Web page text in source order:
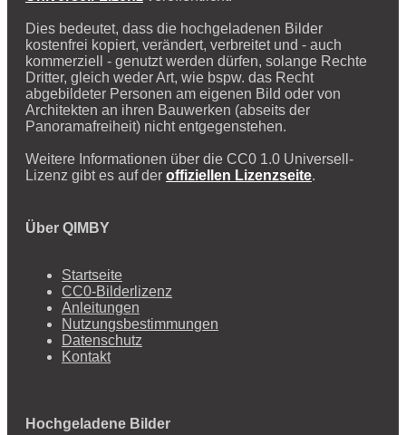
Dies bedeutet, dass die hochgeladenen Bilder
kostenfrei kopiert, verändert, verbreitet und - auch
kommerziell - genutzt werden dürfen, solange Rechte
Dritter, gleich weder Art, wie bspw. das Recht
abgebildeter Personen am eigenen Bild oder von
Architekten an ihren Bauwerken (abseits der
Panoramafreiheit) nicht entgegenstehen.
Weitere Informationen über die CC0 1.0 Universell-
Lizenz gibt es auf der offiziellen Lizenzseite.
Über QIMBY
Startseite
CC0-Bilderlizenz
Anleitungen
Nutzungsbestimmungen
Datenschutz
Kontakt
Hochgeladene Bilder